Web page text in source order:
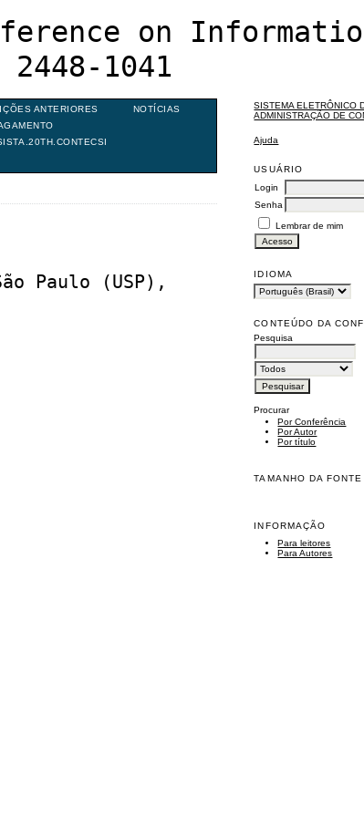
on
2448-1041
SISTEMA ELETRÔNICO
ADMINISTRAÇÃO DE
Ajuda
USUÁRIO
Login
Senha
Lembrar de mim
IDIOMA
CONTEÚDO DA
Pesquisa
Procurar
Por Conferência
Por Autor
Por título
TAMANHO DA FONTE
INFORMAÇÃO
Para leitores
Para Autores
ANTERIORES
NOTÍCIAS
Paulo (USP),